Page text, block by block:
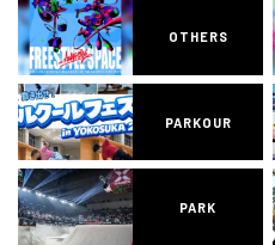
OTHERS
PARKOUR
PARK